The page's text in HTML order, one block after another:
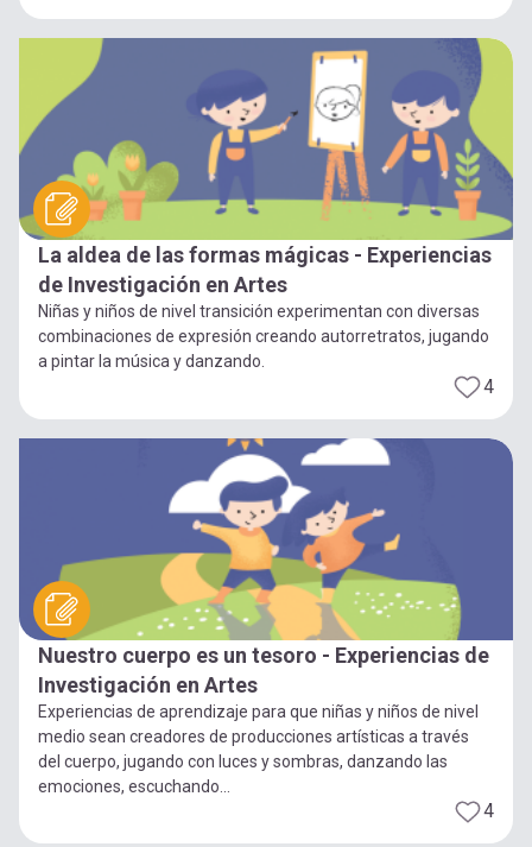
La aldea de las formas mágicas - Experiencias
de Investigación en Artes
Niñas y niños de nivel transición experimentan con diversas
combinaciones de expresión creando autorretratos, jugando
a pintar la música y danzando.
4
Nuestro cuerpo es un tesoro - Experiencias de
Investigación en Artes
Experiencias de aprendizaje para que niñas y niños de nivel
medio sean creadores de producciones artísticas a través
del cuerpo, jugando con luces y sombras, danzando las
emociones, escuchando...
4